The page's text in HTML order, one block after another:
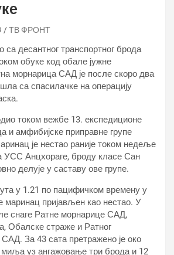
ТВ ФРОНТ
са десантног транспортног брода
обуке код обале јужне
морнарица САД је после скоро два
са спасилачке на операцију
током вежбе 13. експедиционе
и амфибијске приправне групе
је нестао раније током недеље
УСС Анцхораге, броду класе Сан
делује у саставу ове групе.
у 1.21 по пацифичком времену у
маринац пријављен као нестао. У
снаге Ратне морнарице САД,
Обалске страже и Ратног
За 43 сата претражено је око
миља уз ангажовање три брода и 12